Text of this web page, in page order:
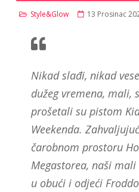
Style&Glow 13 Prosinac
Nikad slađi, nikad
dužeg vremena, mali,
prošetali su pistom
Weekenda.
čarobnom prostoru
Megastorea, naši
u obući i odjeći